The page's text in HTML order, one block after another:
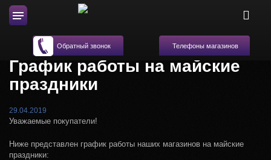
Обратный звонок Телефоны магазинов
График работы на майские
праздники
29.04.2019
Уважаемые покупатели!
Ниже представлен график работы наших магазинов на майские
праздники: